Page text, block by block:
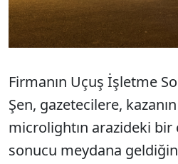
Firmanın Uçuş İşletme
Şen, gazetecilere,
microlightın arazideki
sonucu meydana